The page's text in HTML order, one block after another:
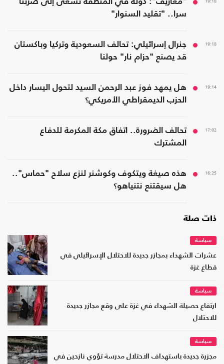
"معاريف": دولة في المنطقة تسعى إلى ضربنا
سرا.. "تقليد السنوار"
19:18
جنرال إسرائيلي: تحالف السعودية وتركيا وباكستان
قد يصنع "حزام نار" حولنا
19:14
هل يمهد فوز عبد الرحمن السيد لتحول اليسار داخل
الحزب الديمقراطي الأمريكي؟
17:02
تحالف الضرورة.. اتفاق مكة المكرمة للدفاع
المشترك
16:25
هذه صيغة ويتكوف وكوشنر لنزع سلاح "حماس"..
هل سيقتنع نتنياهو؟
ذات صلة
سياسة
عشرات الشهداء بمجازر جديدة للاحتلال الإسرائيلي في
قطاع غزة
سياسة
ارتفاع حصيلة الشهداء في غزة على وقع مجازر جديدة
للاحتلال
سياسة
مجزرة جديدة باستهداف الاحتلال مدرسة تؤوي نازحين في